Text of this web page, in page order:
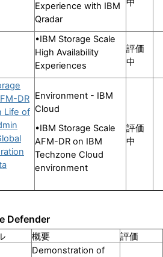
Experience with IBM
Qradar
中
•IBM Storage Scale
High Availability
Experiences
評価
中
DR
Life of
Environment - IBM
Cloud
•IBM Storage Scale
AFM-DR on IBM
Techzone Cloud
environment
評価
中
Defender
概要 評価
Demonstration of